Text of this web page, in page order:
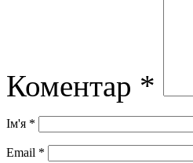
Коментар *
Ім'я *
Email *